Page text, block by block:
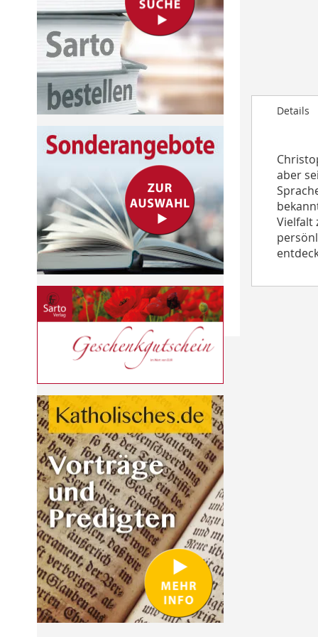
images
galleryDetails
aber
Vielfalt